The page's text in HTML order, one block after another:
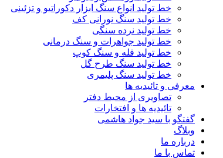
خط تولید انواع سنگ ابزار دکوراتیو و تزئینی
خط تولید سنگ نورانی کف
خط تولید نرده سنگی
خط تولید جواهرات و سنگ درمانی
خط تولید قله و سنگ کوپ
خط تولید سنگ طرح گل
خط تولید سنگ پلیمری
معرفی و تائیدیه ها
تصاویری از محیط دفتر
تائیدیه ها و افتخارات
گفتگو با سید جواد هاشمی
وبلاگ
درباره ما
تماس با ما